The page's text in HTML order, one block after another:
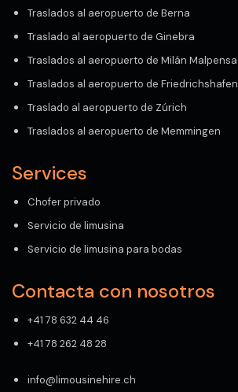
Traslados al aeropuerto de Berna
Traslado al aeropuerto de Ginebra
Traslados al aeropuerto de Milán Malpensa
Traslados al aeropuerto de Friedrichshafen
Traslado al aeropuerto de Zúrich
Traslados al aeropuerto de Memmingen
Services
Chofer privado
Servicio de limusina
Servicio de limusina para bodas
Contacta con nosotros
+41 78 632 44 46
+41 78 262 48 28
info@limousinehire.ch